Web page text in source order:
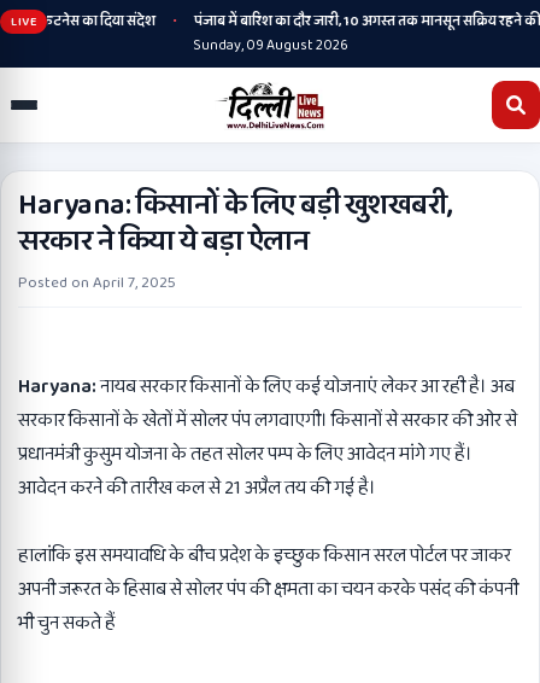
LIVE
और फिटनेस का दिया संदेश •
पंजाब में बारिश का दौर जारी, 10 अगस्त तक मानसून सक्रिय रहने की
Sunday, 09 August 2026
Haryana: किसानों के लिए बड़ी खुशखबरी,
सरकार ने किया ये बड़ा ऐलान
Posted onApril 7, 2025
Haryana:नायब सरकार किसानों के लिए कई योजनाएं लेकर आ रही है। अब
सरकार किसानों के खेतों में सोलर पंप लगवाएगी। किसानों से सरकार की ओर से
प्रधानमंत्री कुसुम योजना के तहत सोलर पम्प के लिए आवेदन मांगे गए हैं।
आवेदन करने की तारीख कल से 21 अप्रैल तय की गई है।
हालांकि इस समयावधि के बीच प्रदेश के इच्छुक किसान सरल पोर्टल पर जाकर
अपनी जरूरत के हिसाब से सोलर पंप की क्षमता का चयन करके पसंद की कंपनी
भी चुन सकते हैं